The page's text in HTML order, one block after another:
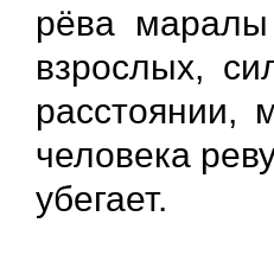
рёва
взрослых,
человека
убегает.